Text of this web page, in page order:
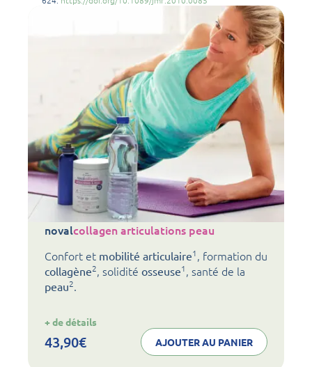
novalcollagen articulations peau
Confort et mobilité articulaire1, formation du
collagène2, solidité osseuse1, santé de la
peau2.
+ de détails
collagen
articulations
43,90€ AJOUTER AU PANIER